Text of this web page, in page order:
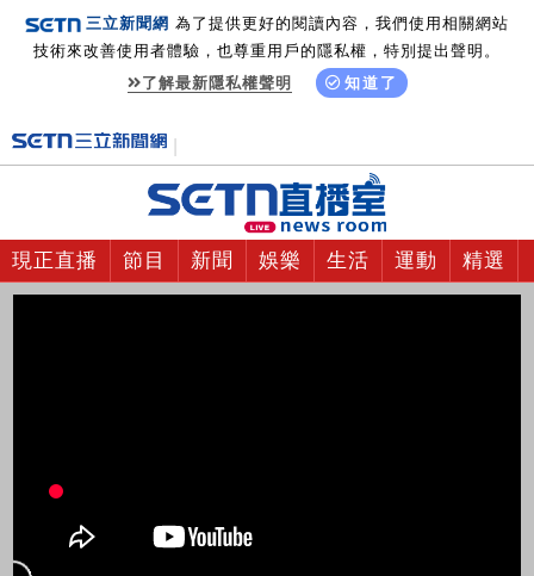
三立新聞網 為了提供更好的閱讀內容，我們使用相關網站
技術來改善使用者體驗，也尊重用戶的隱私權，特別提出聲明。
了解最新隱私權聲明
知道了
現正直播 節目 新聞 娛樂 生活 運動 精選